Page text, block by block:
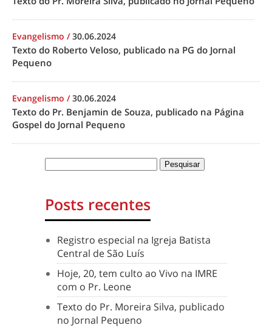
Evangelismo /30.06.2024
Texto do Roberto Veloso, publicado na PG do Jornal
Pequeno
Evangelismo /30.06.2024
Texto do Pr. Benjamin de Souza, publicado na Página
Gospel do Jornal Pequeno
Posts recentes
Registro especial na Igreja Batista
Central de São Luís
Hoje, 20, tem culto ao Vivo na IMRE
com o Pr. Leone
Texto do Pr. Moreira Silva, publicado
no Jornal Pequeno